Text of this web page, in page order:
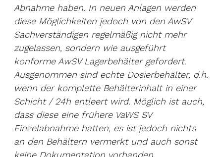
Abnahme haben. In neuen Anlagen werden
diese Möglichkeiten jedoch von den AwSV
Sachverständigen regelmäßig nicht mehr
zugelassen, sondern wie ausgeführt
konforme AwSV Lagerbehälter gefordert.
Ausgenommen sind echte Dosierbehälter, d.h.
wenn der komplette Behälterinhalt in einer
Schicht / 24h entleert wird. Möglich ist auch,
dass diese eine frühere VaWS SV
Einzelabnahme hatten, es ist jedoch nichts
an den Behältern vermerkt und auch sonst
keine Dokumentation vorhanden.